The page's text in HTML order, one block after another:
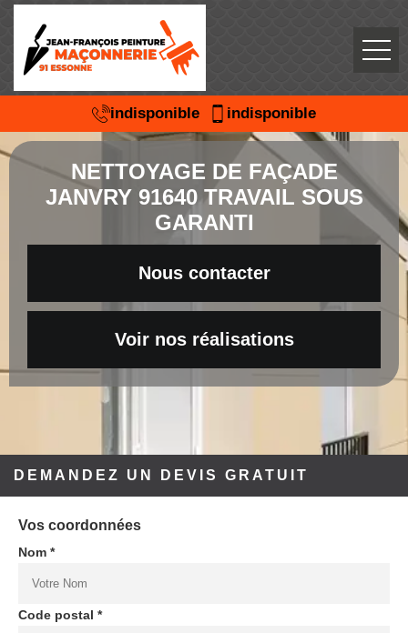
indisponible indisponible
NETTOYAGE DE FAÇADE
JANVRY 91640 TRAVAIL SOUS
GARANTI
Nous contacter
Voir nos réalisations
DEMANDEZ UN DEVIS GRATUIT
Vos coordonnées
Nom *
Code postal *